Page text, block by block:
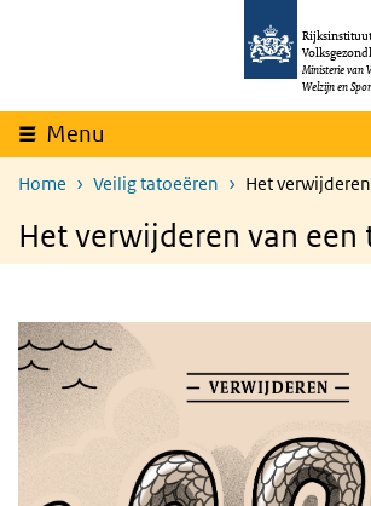
Overslaan en naar de inhoud gaan
Ministerie van
Welzijn en
Menu
Home Veilig tatoeëren Het
Het verwijderen van een